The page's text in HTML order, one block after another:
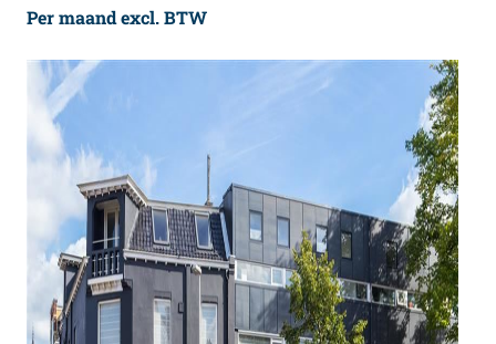
Per maand excl. BTW